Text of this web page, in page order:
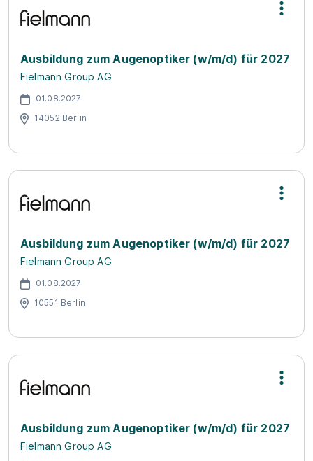
Ausbildung zum Augenoptiker (w/m/d) für 2027
Fielmann Group AG
01.08.2027
14052 Berlin
Ausbildung zum Augenoptiker (w/m/d) für 2027
Fielmann Group AG
01.08.2027
10551 Berlin
Ausbildung zum Augenoptiker (w/m/d) für 2027
Fielmann Group AG